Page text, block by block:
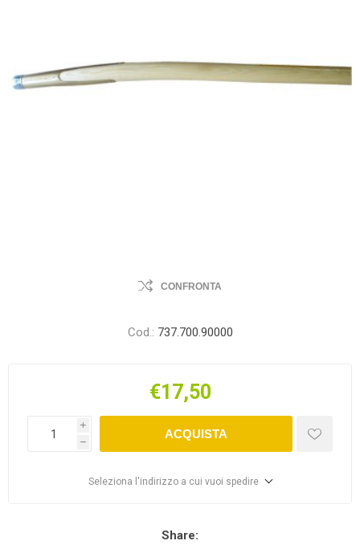
CONFRONTA
Cod.: 737.700.90000
€17,50
i
h
ACQUISTA
Seleziona l'indirizzo a cui vuoi spedire
Share: